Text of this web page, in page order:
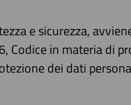
e sicurezza,
Codice in materia di
dei dati